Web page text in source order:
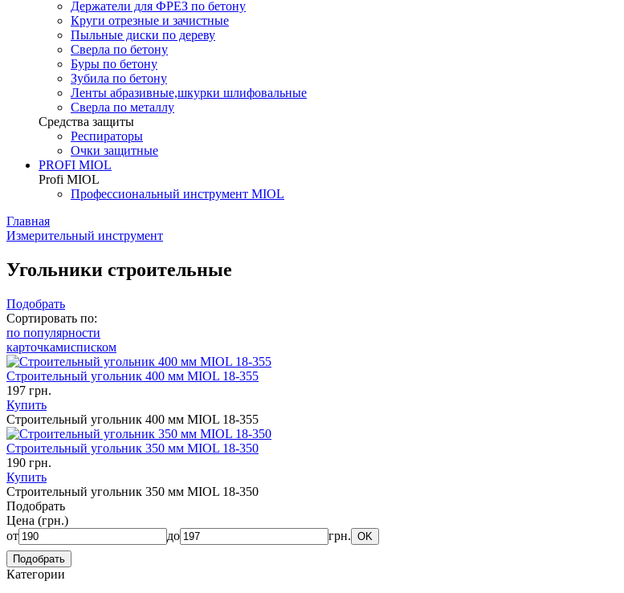
Держатели для ФРЕЗ по бетону
Круги отрезные и зачистные
Пыльные диски по дереву
Сверла по бетону
Буры по бетону
Зубила по бетону
Ленты абразивные,шкурки шлифовальные
Сверла по металлу
Средства защиты
Респираторы
Очки защитные
PROFI MIOL
Profi MIOL
Профессиональный инструмент MIOL
Главная
Измерительный инструмент
Угольники строительные
Подобрать
Сортировать по:
по популярности
карточкамисписком
Строительный угольник 400 мм MIOL 18-355
197 грн.
Купить
Строительный угольник 400 мм MIOL 18-355
Строительный угольник 350 мм MIOL 18-350
190 грн.
Купить
Строительный угольник 350 мм MIOL 18-350
Подобрать
Цена (грн.)
от
до грн.
Категории